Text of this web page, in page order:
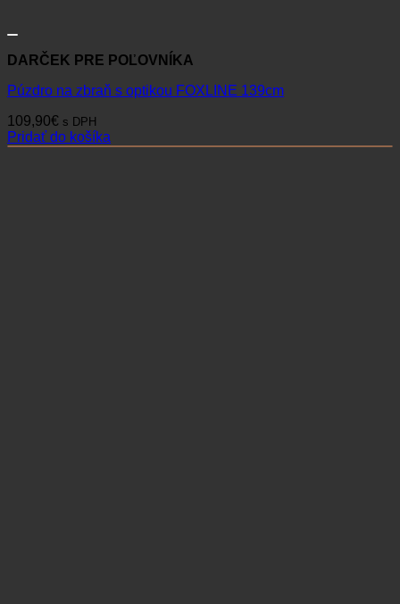
DARČEK PRE POĽOVNÍKA
Púzdro na zbraň s optikou FOXLINE 139cm
109,90€ s DPH
Pridať do košíka